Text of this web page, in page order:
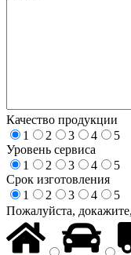
Качество продукции
1
2 3 4
5
Уровень сервиса
1
2 3 4
5
Срок изготовления
1
2 3 4
5
Пожалуйста,